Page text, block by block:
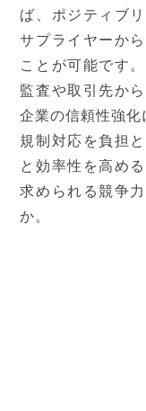
ば、ポジティブ
サプライヤーか
ことが可能です
監査や取引先か
企業の信頼性強化
規制対応を負担
と効率性を高め
求められる競争
か。